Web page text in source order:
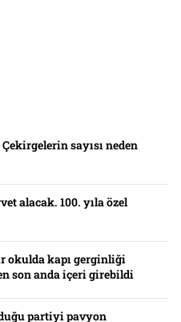
sayısı neden
alacak. 100. yıla özel
okulda kapı gerginliği
son anda içeri girebildi
partiyi pavyon